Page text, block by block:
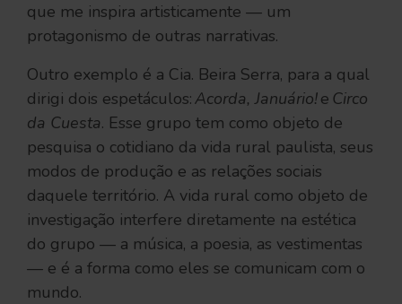
que me inspira artisticamente — um
protagonismo de outras narrativas.
Outro exemplo é a Cia. Beira Serra, para a qual
dirigi dois espetáculos:Acorda, Januário!e Circo
da Cuesta. Esse grupo tem como objeto de
pesquisa o cotidiano da vida rural paulista, seus
modos de produção e as relações sociais
daquele território. A vida rural como objeto de
investigação interfere diretamente na estética
do grupo — a música, a poesia, as vestimentas
— e é a forma como eles se comunicam com o
mundo.